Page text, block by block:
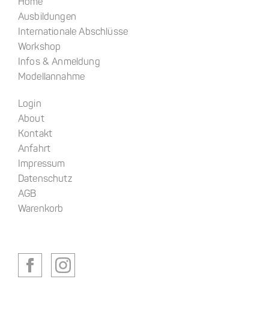
Home
Ausbildungen
Internationale Abschlüsse
Workshop
Infos & Anmeldung
Modellannahme
Login
About
Kontakt
Anfahrt
Impressum
Datenschutz
AGB
Warenkorb